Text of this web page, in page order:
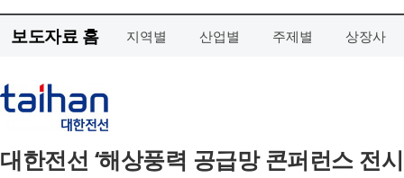
보도자료 홈 지역별 산업별 주제별 상장사
대한전선 ‘해상풍력 공급망 콘퍼런스 전